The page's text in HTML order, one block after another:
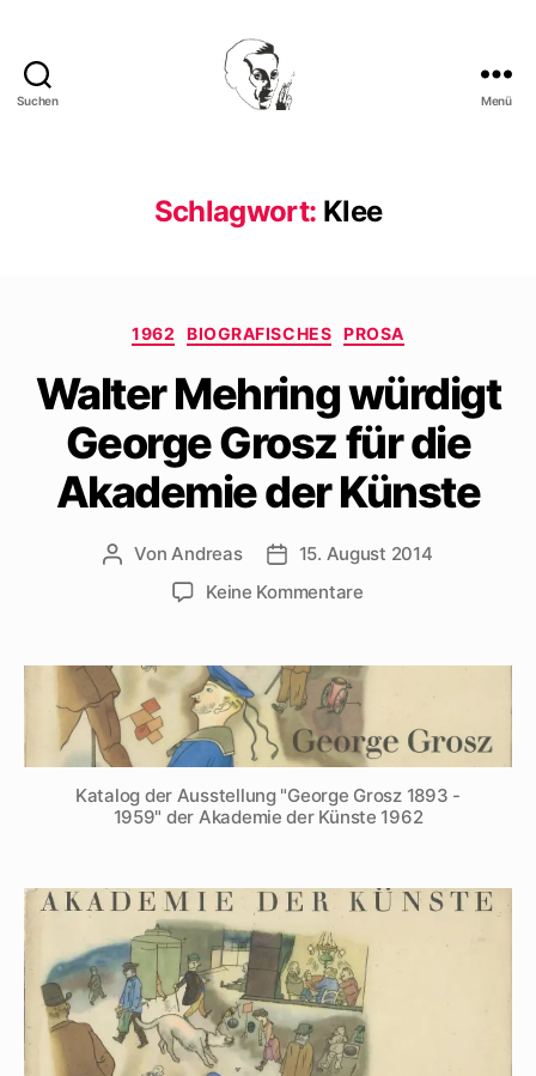
Suchen Menü
Schlagwort: Klee
Kategorien
1962 BIOGRAFISCHES PROSA
Walter Mehring würdigt
George Grosz für die
Akademie der Künste
Beitragsautor
Von Andreas Beitragsdatum
15. August 2014
Keine Kommentarezu
würdigt
für
die
Akademie
der
Katalog der Ausstellung "George Grosz 1893 -
1959" der Akademie der Künste 1962